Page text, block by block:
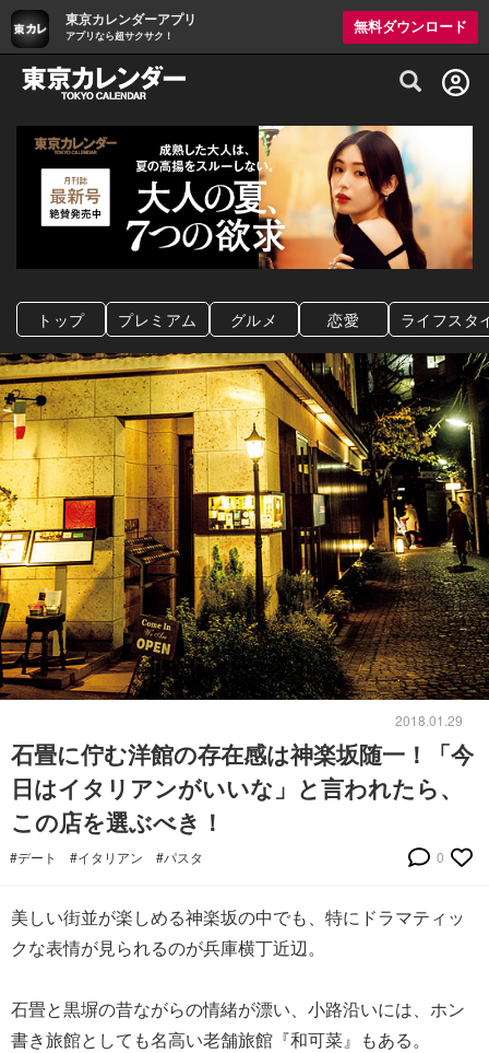
東京カレンダーアプリ
アプリなら超サクサク！
無料ダウンロード
グルメ情報・プレミアムレストラン予約
トップ プレミアム グルメ 恋愛 ライフスタ
2018.01.29
石畳に佇む洋館の存在感は神楽坂随一！「今
日はイタリアンがいいな」と言われたら、
この店を選ぶべき！
#デート #イタリアン #パスタ 0
美しい街並が楽しめる神楽坂の中でも、特にドラマティッ
クな表情が見られるのが兵庫横丁近辺。
石畳と黒塀の昔ながらの情緒が漂い、小路沿いには、ホン
書き旅館としても名高い老舗旅館『和可菜』もある。